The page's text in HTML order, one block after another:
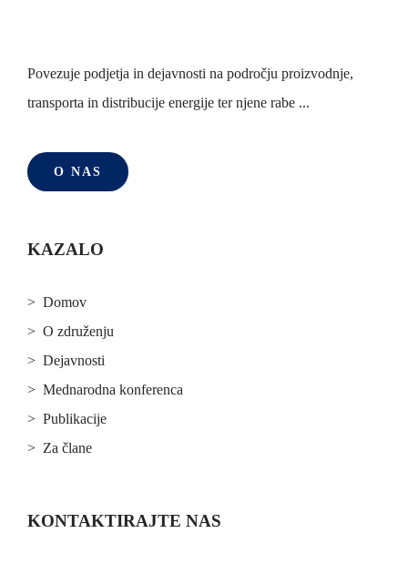
Povezuje podjetja in dejavnosti na področju proizvodnje,
transporta in distribucije energije ter njene rabe ...
O NAS
KAZALO
> Domov
> O združenju
> Dejavnosti
> Mednarodna konferenca
> Publikacije
> Za člane
KONTAKTIRAJTE NAS